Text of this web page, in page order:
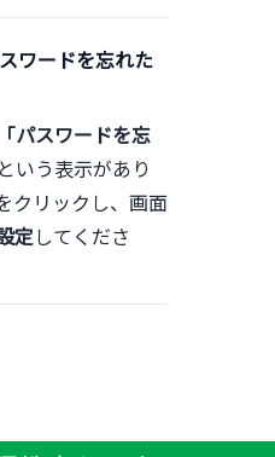
ワードを忘れた
「パスワードを忘
という表示があり
クリックし、画面
定してくださ